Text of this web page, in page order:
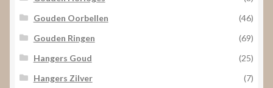
Gouden Oorbellen
(46)
Gouden Ringen
(69)
Hangers Goud
(25)
Hangers Zilver
(7)